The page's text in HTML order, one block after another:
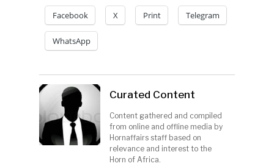
Facebook X Print Telegram
WhatsApp
Curated Content
Content gathered and compiled
from online and offline media by
Hornaffairs staff based on
relevance and interest to the
Horn of Africa.